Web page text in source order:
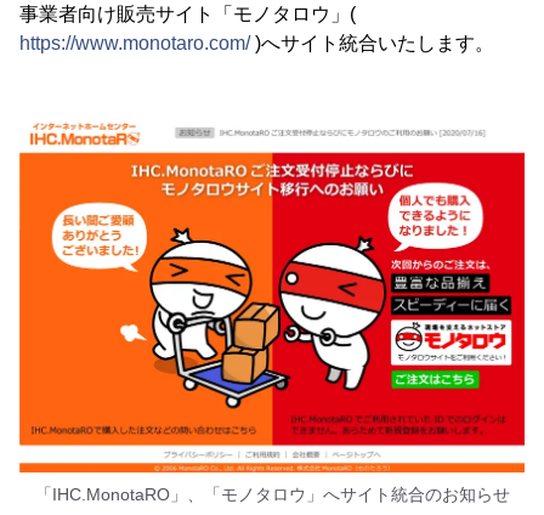
事業者向け販売サイト「モノタロウ」(
https://www.monotaro.com/)へサイト統合いたします。
「IHC.MonotaRO」、「モノタロウ」へサイト統合のお知らせ